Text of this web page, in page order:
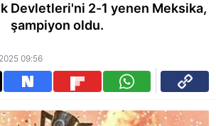
Devletleri'ni 2-1 yenen Meksika,
şampiyon oldu.
09:56